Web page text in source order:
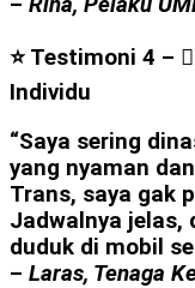
– Rina, Pelaku
⭐ Testimoni 4 –
Individu
“Saya sering
yang nyaman
Trans, saya gak
Jadwalnya jelas,
duduk di mobil
– Laras, Tenaga